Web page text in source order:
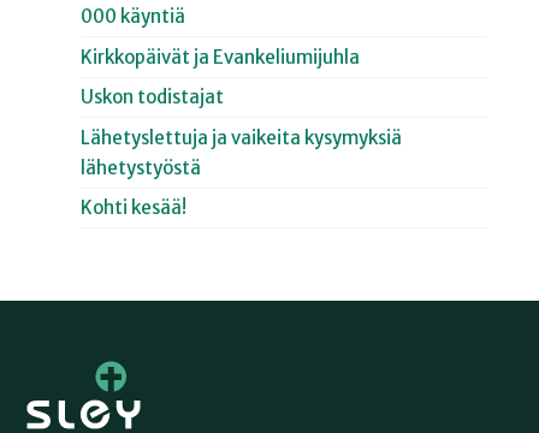
000 käyntiä
Kirkkopäivät ja Evankeliumijuhla
Uskon todistajat
Lähetyslettuja ja vaikeita kysymyksiä
lähetystyöstä
Kohti kesää!